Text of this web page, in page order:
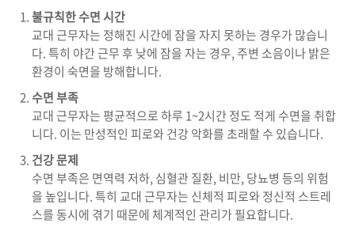
불규칙한 수면 시간
교대 근무자는 정해진 시간에 잠을 자지 못하는 경우가 많습니
다. 특히 야간 근무 후 낮에 잠을 자는 경우, 주변 소음이나 밝은
환경이 숙면을 방해합니다.
수면 부족
교대 근무자는 평균적으로 하루 1~2시간 정도 적게 수면을 취합
니다. 이는 만성적인 피로와 건강 악화를 초래할 수 있습니다.
건강 문제
수면 부족은 면역력 저하, 심혈관 질환, 비만, 당뇨병 등의 위험
을 높입니다. 특히 교대 근무자는 신체적 피로와 정신적 스트레
스를 동시에 겪기 때문에 체계적인 관리가 필요합니다.